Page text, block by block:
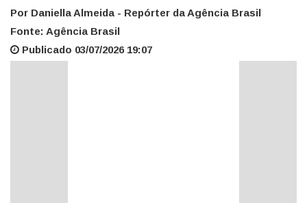
Por Daniella Almeida - Repórter da Agência Brasil
Fonte: Agência Brasil
Publicado 03/07/2026 19:07